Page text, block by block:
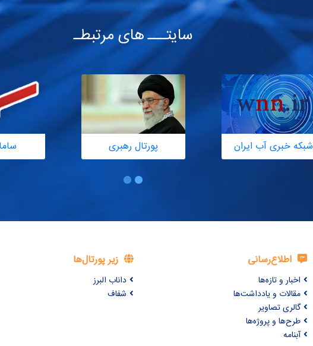
سایتـــ های مرتبطـ
شبکه خبری آب ایران پورتال رهبری
اطلاع‌رسانی
اخبار و تازه‌ها
مقالات و یادداشت‌ها
گالری تصاویر
طرح‌ها و پروژه‌ها
آبنامه
زیر پورتال‌ها
داناب البرز
شفاف